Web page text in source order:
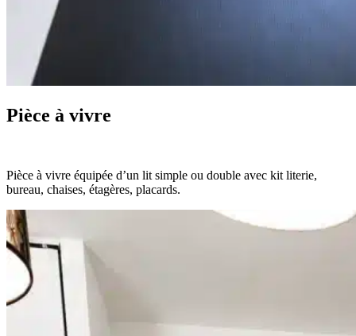
Pièce à vivre
Pièce à vivre équipée d’un lit simple ou double avec kit literie,
bureau, chaises, étagères, placards.